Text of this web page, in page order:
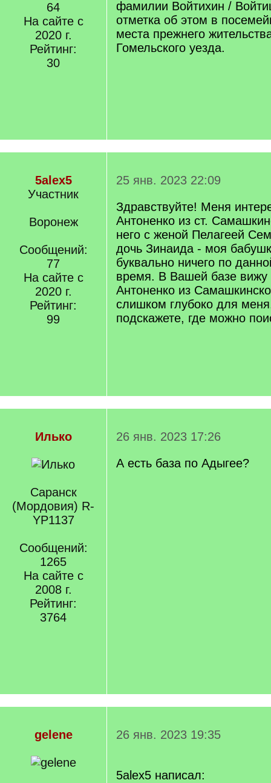
64
На сайте с
2020 г.
Рейтинг:
30
фамилии Войтихин /
отметка об этом в
места прежнего
Гомельского уезда.
5alex5
Участник
Воронеж
Сообщений:
77
На сайте с
2020 г.
Рейтинг:
99
25 янв. 2023 22:09
Здравствуйте! Меня
Антоненко из ст.
него с женой Пелагеей
дочь Зинаида - моя
буквально ничего по
время. В Вашей базе вижу
Антоненко из
слишком глубоко для
подскажете, где можно
Илько
Саранск
(Мордовия) R-
YP1137
Сообщений:
1265
На сайте с
2008 г.
Рейтинг:
3764
26 янв. 2023 17:26
А есть база по Адыгее?
gelene 26 янв. 2023 19:35
5alex5 написал: